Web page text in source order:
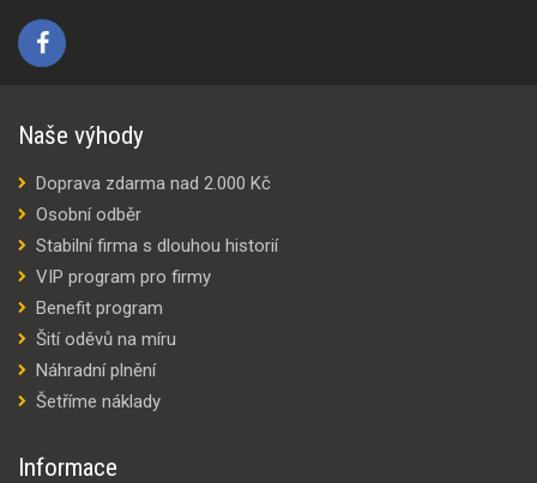
Naše výhody
Doprava zdarma nad 2.000 Kč
Osobní odběr
Stabilní firma s dlouhou historií
VIP program pro firmy
Benefit program
Šití oděvů na míru
Náhradní plnění
Šetříme náklady
Informace